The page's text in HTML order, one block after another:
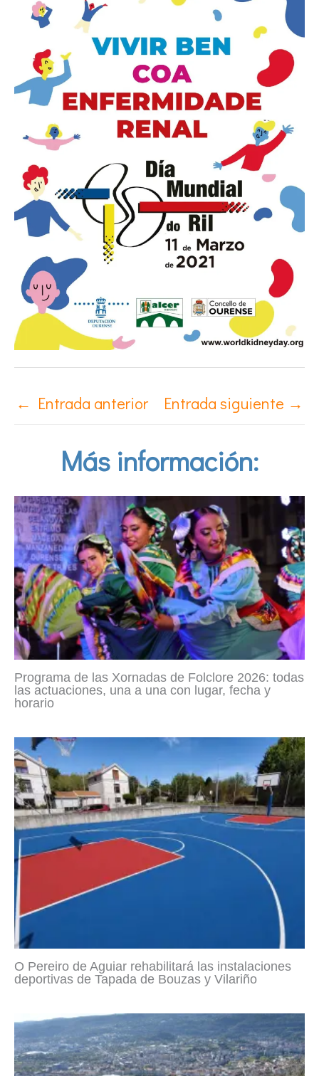
← Entrada anterior Entrada siguiente →
Más información:
Programa de las Xornadas de Folclore 2026: todas
las actuaciones, una a una con lugar, fecha y
horario
O Pereiro de Aguiar rehabilitará las instalaciones
deportivas de Tapada de Bouzas y Vilariño